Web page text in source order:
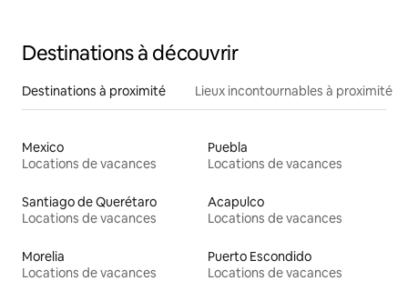
Destinations à découvrir
Destinations à proximité Lieux incontournables à proximité
Mexico
Locations de vacances
Puebla
Locations de vacances
Santiago de Querétaro
Locations de vacances
Acapulco
Locations de vacances
Morelia
Locations de vacances
Puerto Escondido
Locations de vacances